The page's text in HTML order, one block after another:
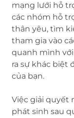
mạng lưới hỗ
các nhóm hỗ
thân yêu, tìm
tham gia vào
quanh mình
ra sự khác biệt
của bạn.
Việc giải quyết
phát sinh sau